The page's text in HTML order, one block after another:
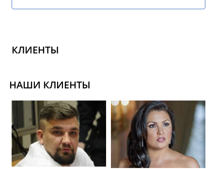
КЛИЕНТЫ
НАШИ КЛИЕНТЫ